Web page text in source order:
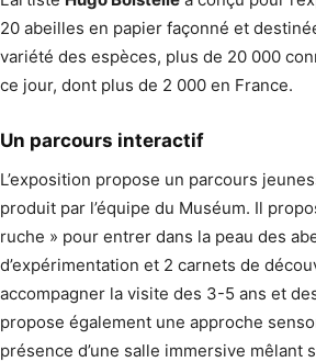
20 abeilles en papier façonné et
variété des espèces, plus de 20 000
ce jour, dont plus de 2 000 en France.
Un parcours interactif
L’exposition propose un parcours
produit par l’équipe du Muséum. Il
ruche » pour entrer dans la peau des
d’expérimentation et 2 carnets de
accompagner la visite des 3-5 ans et
propose également une approche
présence d’une salle immersive mêlant